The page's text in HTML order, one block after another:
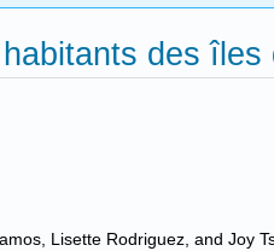
des îles
Lisette Rodriguez, and Joy